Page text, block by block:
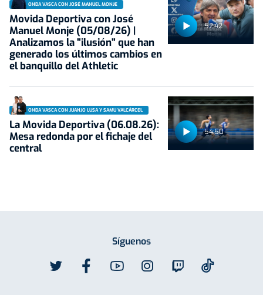
52:42
ONDA VASCA CON JOSÉ MANUEL MONJE
Movida Deportiva con José
Manuel Monje (05/08/26) |
Analizamos la "ilusión" que han
generado los últimos cambios en
el banquillo del Athletic
54:50
ONDA VASCA CON JUANJO LUSA Y SAMU VALCÁRCEL
La Movida Deportiva (06.08.26):
Mesa redonda por el fichaje del
central
Síguenos